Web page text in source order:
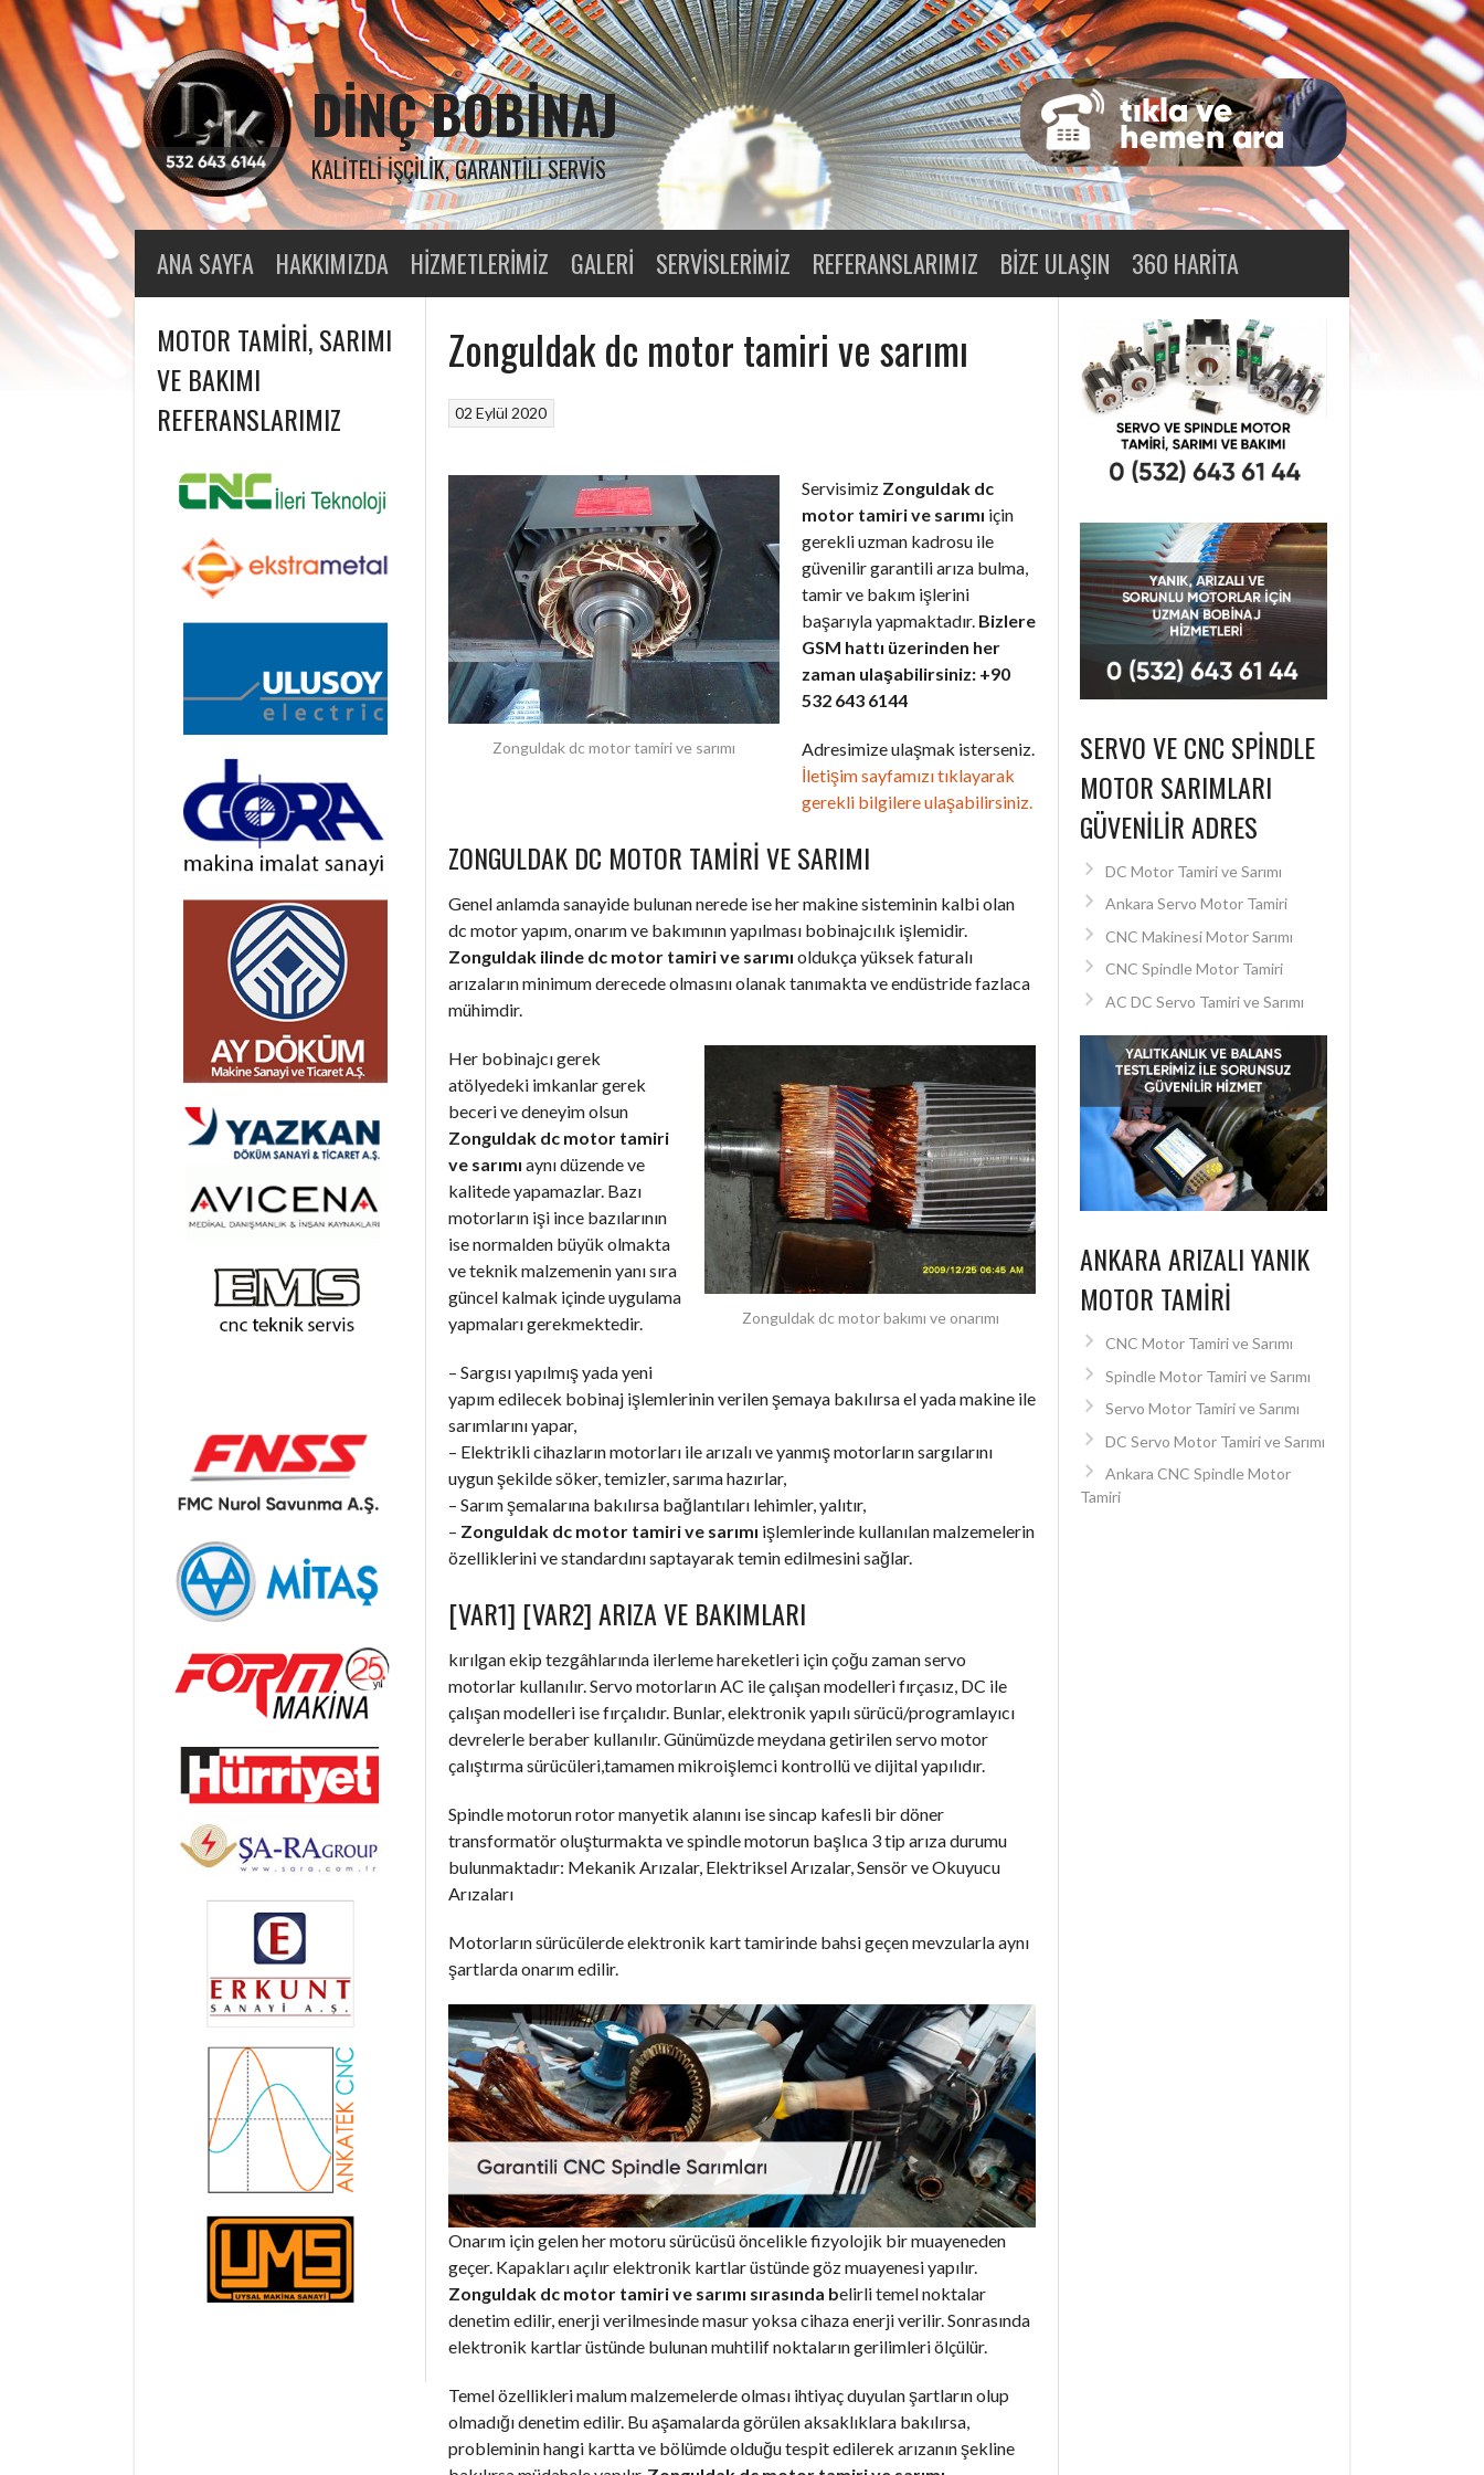
Skip
content
DINÇ BOBINAJ
KALITELI İŞÇILIK, GARANTILI SERVIS
ANA SAYFA HAKKIMIZDA HIZMETLERIMIZ GALERI SERVISLERIMIZ REFERANSLARIMIZ BIZE ULAŞIN 360 HARITA
Zonguldak dc motor tamiri ve sarımı
02 Eylül 2020
Zonguldak dc motor tamiri ve sarımı
Servisimiz Zonguldak dc
motor tamiri ve sarımı için
gerekli uzman kadrosu ile
güvenilir garantili arıza bulma,
tamir ve bakım işlerini
başarıyla yapmaktadır. Bizlere
GSM hattı üzerinden her
zaman ulaşabilirsiniz: +90
532 643 6144
Adresimize ulaşmak isterseniz.
İletişim sayfamızı tıklayarak
gerekli bilgilere ulaşabilirsiniz.
ZONGULDAK DC MOTOR TAMIRI VE SARIMI
Genel anlamda sanayide bulunan nerede ise her makine sisteminin kalbi olan
dc motor yapım, onarım ve bakımının yapılması bobinajcılık işlemidir.
Zonguldak ilinde dc motor tamiri ve sarımı oldukça yüksek faturalı
arızaların minimum derecede olmasını olanak tanımakta ve endüstride fazlaca
mühimdir.
Zonguldak dc motor bakımı ve onarımı
Her bobinajcı gerek
atölyedeki imkanlar gerek
beceri ve deneyim olsun
Zonguldak dc motor tamiri
ve sarımı aynı düzende ve
kalitede yapamazlar. Bazı
motorların işi ince bazılarının
ise normalden büyük olmakta
ve teknik malzemenin yanı sıra
güncel kalmak içinde uygulama
yapmaları gerekmektedir.
– Sargısı yapılmış yada yeni
yapım edilecek bobinaj işlemlerinin verilen şemaya bakılırsa el yada makine ile
sarımlarını yapar,
– Elektrikli cihazların motorları ile arızalı ve yanmış motorların sargılarını
uygun şekilde söker, temizler, sarıma hazırlar,
– Sarım şemalarına bakılırsa bağlantıları lehimler, yalıtır,
– Zonguldak dc motor tamiri ve sarımı işlemlerinde kullanılan malzemelerin
özelliklerini ve standardını saptayarak temin edilmesini sağlar.
[VAR1] [VAR2] ARIZA VE BAKIMLARI
kırılgan ekip tezgâhlarında ilerleme hareketleri için çoğu zaman servo
motorlar kullanılır. Servo motorların AC ile çalışan modelleri fırçasız, DC ile
çalışan modelleri ise fırçalıdır. Bunlar, elektronik yapılı sürücü/programlayıcı
devrelerle beraber kullanılır. Günümüzde meydana getirilen servo motor
çalıştırma sürücüleri,tamamen mikroişlemci kontrollü ve dijital yapılıdır.
Spindle motorun rotor manyetik alanını ise sincap kafesli bir döner
transformatör oluşturmakta ve spindle motorun başlıca 3 tip arıza durumu
bulunmaktadır: Mekanik Arızalar, Elektriksel Arızalar, Sensör ve Okuyucu
Arızaları
Motorların sürücülerde elektronik kart tamirinde bahsi geçen mevzularla aynı
şartlarda onarım edilir.
Onarım için gelen her motoru sürücüsü öncelikle fizyolojik bir muayeneden
geçer. Kapakları açılır elektronik kartlar üstünde göz muayenesi yapılır.
Zonguldak dc motor tamiri ve sarımı sırasında belirli temel noktalar
denetim edilir, enerji verilmesinde masur yoksa cihaza enerji verilir. Sonrasında
elektronik kartlar üstünde bulunan muhtilif noktaların gerilimleri ölçülür.
Temel özellikleri malum malzemelerde olması ihtiyaç duyulan şartların olup
olmadığı denetim edilir. Bu aşamalarda görülen aksaklıklara bakılırsa,
probleminin hangi kartta ve bölümde olduğu tespit edilerek arızanın şekline
MOTOR TAMIRI, SARIMI
VE BAKIMI
REFERANSLARIMIZ
SERVO VE CNC SPINDLE
MOTOR SARIMLARI
GÜVENILIR ADRES
DC Motor Tamiri ve Sarımı
Ankara Servo Motor Tamiri
CNC Makinesi Motor Sarımı
CNC Spindle Motor Tamiri
AC DC Servo Tamiri ve Sarımı
ANKARA ARIZALI YANIK
MOTOR TAMIRI
CNC Motor Tamiri ve Sarımı
Spindle Motor Tamiri ve Sarımı
Servo Motor Tamiri ve Sarımı
DC Servo Motor Tamiri ve Sarımı
Ankara CNC Spindle Motor
Tamiri